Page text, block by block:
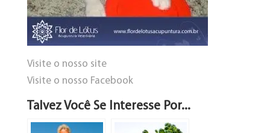
Visite o nosso site
Visite o nosso Facebook
Talvez Você Se Interesse Por...